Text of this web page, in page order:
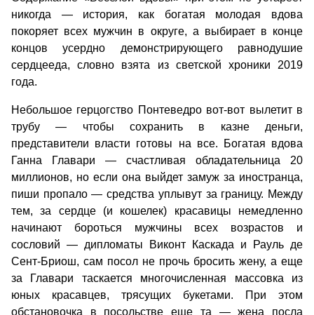
никогда — история, как богатая молодая вдова
покоряет всех мужчин в округе, а выбирает в конце
концов усердно демонстрирующего равнодушие
сердцееда, словно взята из светской хроники 2019
года.
Небольшое герцогство Понтеведро вот-вот вылетит в
трубу — чтобы сохранить в казне деньги,
представители власти готовы на все. Богатая вдова
Ганна Главари — счастливая обладательница 20
миллионов, но если она выйдет замуж за иностранца,
пиши пропало — средства уплывут за границу. Между
тем, за сердце (и кошелек) красавицы немедленно
начинают бороться мужчины всех возрастов и
сословий — дипломаты Виконт Каскада и Рауль де
Сент-Бриош, сам посол не прочь бросить жену, а еще
за Главари таскается многочисленная массовка из
юных красавцев, трясущих букетами. При этом
обстановочка в посольстве еще та — жена посла